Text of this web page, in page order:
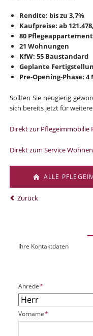
Rendite: bis zu 3,7%
Kaufpreise: ab
80
21 Wohnungen
KfW: 55 Baustandard
Geplante
Pre-Opening-Phase: 4
Sollten Sie neugierig
sich bereits jetzt für
Direkt zur Pflegeimmobilie
Direkt zum Service
ALLE
Zurück
O
k
P
UIhre Kontaktdaten
P
f
l
i
c
Anrede*
P
f
Vorname*